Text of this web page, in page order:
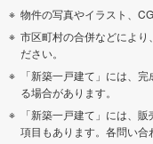
物件の写真やイラスト、
市区町村の合併などにより
ださい。
「新築一戸建て」には、
る場合があります。
「新築一戸建て」には、
項目もあります。各問い合